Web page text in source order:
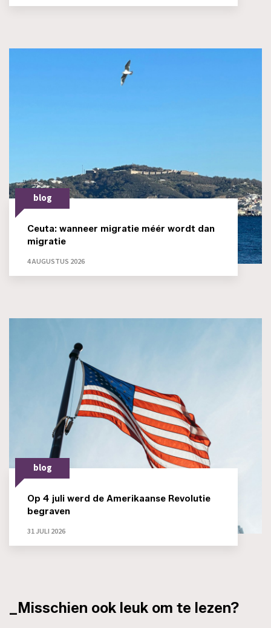
blog
Ceuta: wanneer migratie méér wordt dan
migratie
4 AUGUSTUS 2026
blog
Op 4 juli werd de Amerikaanse Revolutie
begraven
31 JULI 2026
_Misschien ook leuk om te lezen?